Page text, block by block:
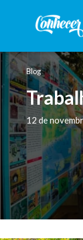
Blog
12 de